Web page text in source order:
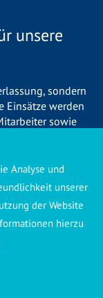
unsere
sondern
Einsätze werden
sowie
24/7-
Mitarbeiter
aus
Betriebe sind
über die
und ortsübliche
86
Analyse und
unserer
der Website
hierzu